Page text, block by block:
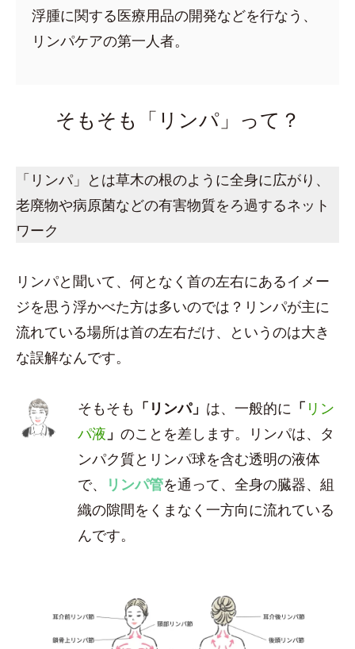
浮腫に関する医療用品の開発などを行なう、
リンパケアの第一人者。
そもそも「リンパ」って？
「リンパ」とは草木の根のように全身に広がり、
老廃物や病原菌などの有害物質をろ過するネット
ワーク
リンパと聞いて、何となく首の左右にあるイメー
ジを思う浮かべた方は多いのでは？リンパが主に
流れている場所は首の左右だけ、というのは大き
な誤解なんです。
そもそも 「リンパ」 は、一般的に 「 リン
パ液 」のことを差します。リンパは、タ
ンパク質とリンパ球を含む透明の液体
で、
リンパ管を通って、全身の臓器、組
織の隙間をくまなく一方向に流れている
んです。